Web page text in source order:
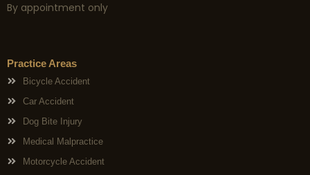
By appointment only
Practice Areas
Bicycle Accident
Car Accident
Dog Bite Injury
Medical Malpractice
Motorcycle Accident